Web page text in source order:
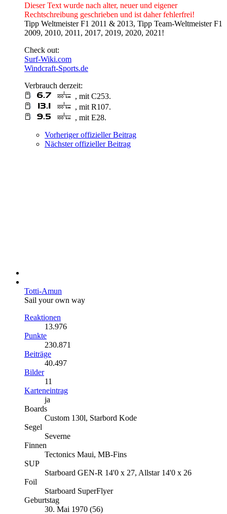
Dieser Text wurde nach alter, neuer und eigener
Rechtschreibung geschrieben und ist daher fehlerfrei!
Tipp Weltmeister F1 2011 & 2013, Tipp Team-Weltmeister F1
2009, 2010, 2011, 2017, 2019, 2020, 2021!
Check out:
Surf-Wiki.com
Windcraft-Sports.de
Verbrauch derzeit:
, mit C253.
, mit R107.
, mit E28.
Vorheriger offizieller Beitrag
Nächster offizieller Beitrag
Totti-Amun
Sail your own way
Reaktionen
13.976
Punkte
230.871
Beiträge
40.497
Bilder
11
Karteneintrag
ja
Boards
Custom 130l, Starbord Kode
Segel
Severne
Finnen
Tectonics Maui, MB-Fins
SUP
Starboard GEN-R 14'0 x 27, Allstar 14'0 x 26
Foil
Starboard SuperFlyer
Geburtstag
30. Mai 1970 (56)